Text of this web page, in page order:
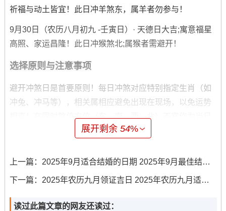
祈福与动土皆宜！此日冲羊煞东，属羊者勿参与！
9月30日（农历八月初九 -壬寅日）· 天德日大吉;寓意福星
高照、家运昌隆！此日冲猴煞北;属猴者需避开！
选择原则与注意事项
避开冲煞日是首要原则！每日冲煞对应特别指定生肖（如
冲兔、冲马等），相关属相应避免出现在现场，以免运势
相克！在同时煞位方位（东、南、西、北）不宜作为当日
动土起点，可先从吉方开工！
工阻力，带来正能量！而月忌日或大小红煞日（如9月10
日、13日等）则煞气较重，易引发不顺 -务必规避！
择吉时辰的象征意义
展开剩余54%
上一篇： 2025年9月适合结婚的日期 2025年9月最佳结婚日期
下一篇： 2025年农历九月领证吉日 2025年农历九月适合领证的日子
读过此篇文章的网友还读过：